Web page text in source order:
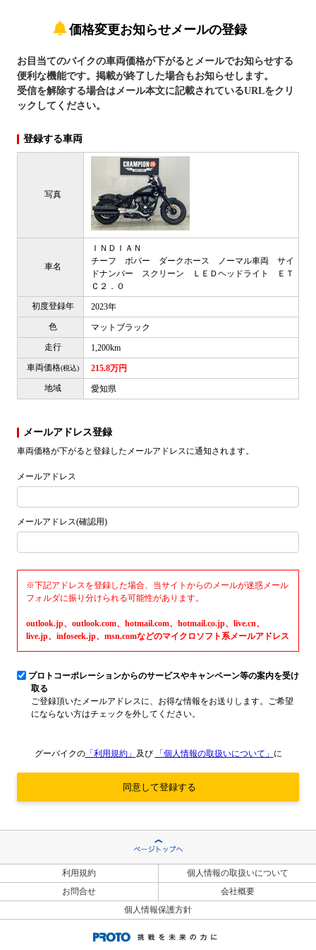
価格変更お知らせメールの登録
お目当てのバイクの車両価格が下がるとメールでお知らせする
便利な機能です。掲載が終了した場合もお知らせします。
受信を解除する場合はメール本文に記載されているURLをクリ
ックしてください。
登録する車両
写真
車名
ＩＮＤＩＡＮ
チーフ ボバー ダークホース ノーマル車両 サイ
ドナンバー スクリーン ＬＥＤヘッドライト ＥＴ
Ｃ２．０
初度登録年
2023年
色
マットブラック
走行
1,200km
車両価格(税込)
215.8万円
地域
愛知県
メールアドレス登録
車両価格が下がると登録したメールアドレスに通知されます。
メールアドレス
メールアドレス(確認用)
※下記アドレスを登録した場合、当サイトからのメールが迷惑メール
フォルダに振り分けられる可能性があります。
outlook.jp、outlook.com、hotmail.com、hotmail.co.jp、live.cn、
live.jp、infoseek.jp、msn.comなどのマイクロソフト系メールアドレス
プロトコーポレーションからのサービスやキャンペーン等の案内を受け
取る
ご登録頂いたメールアドレスに、お得な情報をお送りします。ご希望
にならない方はチェックを外してください。
グーバイクの「利用規約」 及び 「個人情報の取扱いについて」 に
利用規約
個人情報の取扱いについて
お問合せ
会社概要
個人情報保護方針